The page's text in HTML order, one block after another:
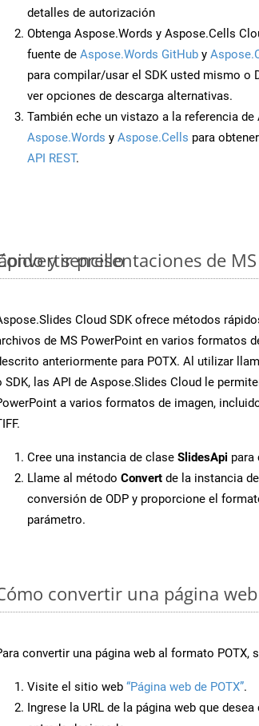
detalles de autorización
Obtenga Aspose.Words y Aspose.Cells
fuente de Aspose.Words GitHub y
para compilar/usar el SDK usted mismo o
ver opciones de descarga alternativas.
También eche un vistazo a la referencia de
Aspose.Words y Aspose.Cells para
API REST.
y sencillo
presentaciones de
Cloud SDK ofrece métodos
de MS PowerPoint en varios formatos
anteriormente para POTX. Al utilizar
SDK, las API de Aspose.Slides Cloud le
a varios formatos de imagen,
Cree una instancia de clase SlidesApi para
Llame al método Convert de la instancia
conversión de ODP y proporcione el
parámetro.
convertir una página
convertir una página web al formato POTX,
Visite el sitio web “Página web de POTX”.
Ingrese la URL de la página web que